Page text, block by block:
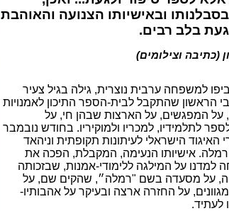
ובאישיותו הצנועה והאוהבת
בלב רבים.
(כתיבה וצילומים)
למשפחה ערבית נוצרית, גילה בגיל צעיר
הראשון שהתקבל לבית-הספר התיכון לאמנויות
על המפגשים, על הארצות שבהן חי, על
לתלמידיו, למכריו ולמוקיריו. בחודש נובמבר
האיגוד הישראלי לעיתונות תקופתית וניהאד
רמלה. אישיותו הנעימה, המקבלת, הפכה את
למדנו על המילגה ללימודי-אמנות, שבזכותה
על מסעדה בשם "רמלה״, שהקים שם, על
על החזרה ארצה ובעיקר על אהבותיו-
לעתיד.